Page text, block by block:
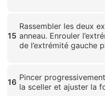
15
Rassembler les deux
anneau. Enrouler
de l’extrémité gauche
16 Pincer
la sceller et ajuster la